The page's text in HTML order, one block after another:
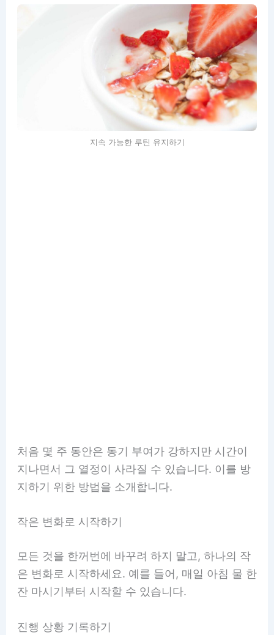
지속 가능한 루틴 유지하기
처음 몇 주 동안은 동기 부여가 강하지만 시간이
지나면서 그 열정이 사라질 수 있습니다. 이를 방
지하기 위한 방법을 소개합니다.
작은 변화로 시작하기
모든 것을 한꺼번에 바꾸려 하지 말고, 하나의 작
은 변화로 시작하세요. 예를 들어, 매일 아침 물 한
잔 마시기부터 시작할 수 있습니다.
진행 상황 기록하기